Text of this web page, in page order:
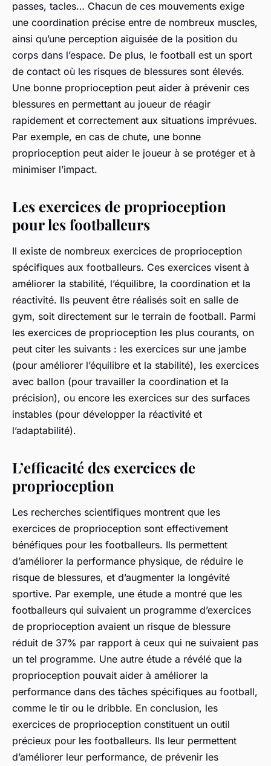
passes, tacles… Chacun de ces mouvements exige
une coordination précise entre de nombreux muscles,
ainsi qu’une perception aiguisée de la position du
corps dans l’espace. De plus, le football est un sport
de contact où les risques de blessures sont élevés.
Une bonne proprioception peut aider à prévenir ces
blessures en permettant au joueur de réagir
rapidement et correctement aux situations imprévues.
Par exemple, en cas de chute, une bonne
proprioception peut aider le joueur à se protéger et à
minimiser l’impact.
Les exercices de proprioception
pour les footballeurs
Il existe de nombreux exercices de proprioception
spécifiques aux footballeurs. Ces exercices visent à
améliorer la stabilité, l’équilibre, la coordination et la
réactivité. Ils peuvent être réalisés soit en salle de
gym, soit directement sur le terrain de football. Parmi
les exercices de proprioception les plus courants, on
peut citer les suivants : les exercices sur une jambe
(pour améliorer l’équilibre et la stabilité), les exercices
avec ballon (pour travailler la coordination et la
précision), ou encore les exercices sur des surfaces
instables (pour développer la réactivité et
l’adaptabilité).
L’efficacité des exercices de
proprioception
Les recherches scientifiques montrent que les
exercices de proprioception sont effectivement
bénéfiques pour les footballeurs. Ils permettent
d’améliorer la performance physique, de réduire le
risque de blessures, et d’augmenter la longévité
sportive. Par exemple, une étude a montré que les
footballeurs qui suivaient un programme d’exercices
de proprioception avaient un risque de blessure
réduit de 37% par rapport à ceux qui ne suivaient pas
un tel programme. Une autre étude a révélé que la
proprioception pouvait aider à améliorer la
performance dans des tâches spécifiques au football,
comme le tir ou le dribble. En conclusion, les
exercices de proprioception constituent un outil
précieux pour les footballeurs. Ils leur permettent
d’améliorer leur performance, de prévenir les